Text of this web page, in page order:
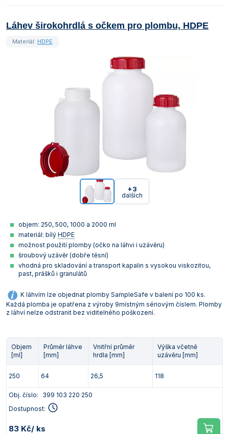
Láhev širokohrdlá s očkem pro plombu, HDPE
+3
dalších
Materiál: HDPE
objem: 250, 500, 1000 a 2000 ml
materiál: bílý HDPE
možnost použití plomby (očko na láhvi i uzávěru)
šroubový uzávěr (dobře těsní)
vhodná pro skladování a transport kapalin s vysokou viskozitou,
past, prášků i granulátů
K láhvím lze objednat plomby SampleSafe v balení po 100 ks.
Každá plomba je opatřena z výroby 9místným sériovým číslem. Plomby
z láhví nelze odstranit bez viditelného poškození.
Objem
[ml]
Průměr láhve
[mm]
Vnitřní průměr
hrdla [mm]
Výška včetně
uzávěru [mm]
250 64 26,5 118
Obj. číslo:
399 103 220 250
Dostupnost:
83 Kč/ ks